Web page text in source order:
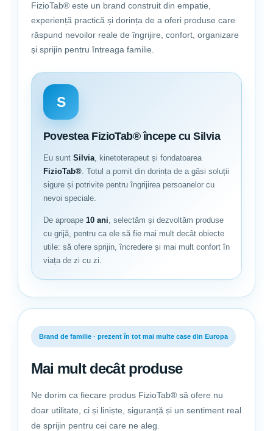
Varsta recomandata: 0+ luni
Ce primesti in pachet:
Perna din spuma cu memorie moale si pufoasa cu design
2 Huse detasabile din bumbac;
Ambalata in cutie premium, Perna FizioTab® este cadoul ideal
pentru mamici!
FizioTab® este un brand construit din empatie,
experiență practică și dorința de a oferi produse care
răspund nevoilor reale de îngrijire, confort, organizare
și sprijin pentru întreaga familie.
S
Povestea FizioTab® începe cu Silvia
Eu sunt Silvia, kinetoterapeut și fondatoarea
FizioTab®. Totul a pornit din dorința de a găsi soluții
sigure și potrivite pentru îngrijirea persoanelor cu
nevoi speciale.
De aproape 10 ani, selectăm și dezvoltăm produse
cu grijă, pentru ca ele să fie mai mult decât obiecte
utile: să ofere sprijin, încredere și mai mult confort în
viața de zi cu zi.
Brand de familie · prezent în tot mai multe case din Europa
Mai mult decât produse
Ne dorim ca fiecare produs FizioTab® să ofere nu
doar utilitate, ci și liniște, siguranță și un sentiment real
de sprijin pentru cei care ne aleg.